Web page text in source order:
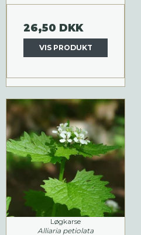
26,50 DKK
VIS PRODUKT
Løgkarse
Alliaria petiolata